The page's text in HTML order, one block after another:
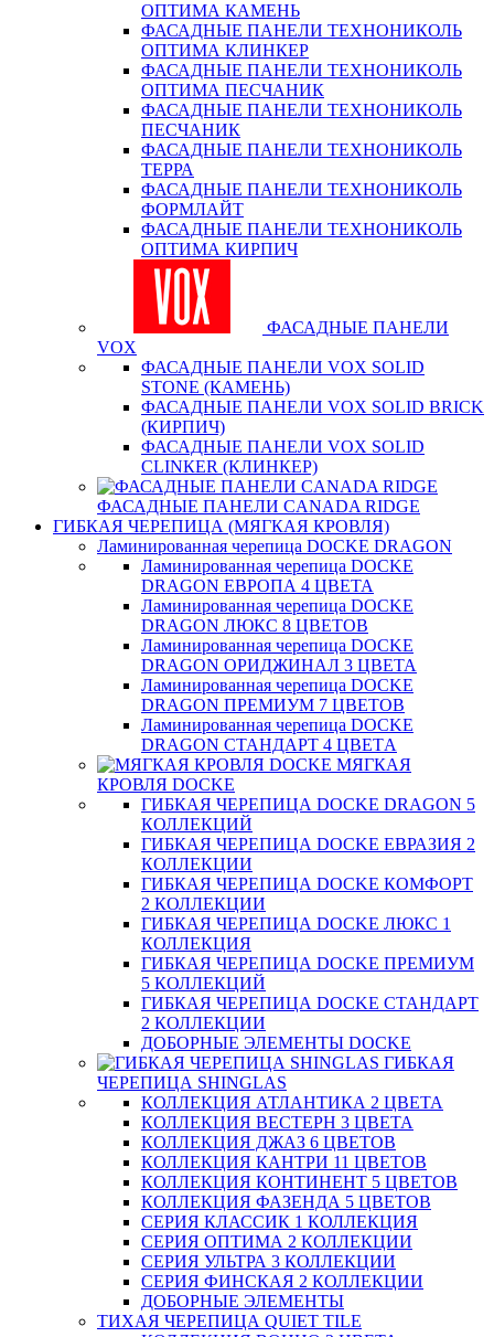
ОПТИМА КАМЕНЬ
ФАСАДНЫЕ ПАНЕЛИ ТЕХНОНИКОЛЬ
ОПТИМА КЛИНКЕР
ФАСАДНЫЕ ПАНЕЛИ ТЕХНОНИКОЛЬ
ОПТИМА ПЕСЧАНИК
ФАСАДНЫЕ ПАНЕЛИ ТЕХНОНИКОЛЬ
ПЕСЧАНИК
ФАСАДНЫЕ ПАНЕЛИ ТЕХНОНИКОЛЬ
ТЕРРА
ФАСАДНЫЕ ПАНЕЛИ ТЕХНОНИКОЛЬ
ФОРМЛАЙТ
ФАСАДНЫЕ ПАНЕЛИ ТЕХНОНИКОЛЬ
ОПТИМА КИРПИЧ
ФАСАДНЫЕ ПАНЕЛИ
VOX
ФАСАДНЫЕ ПАНЕЛИ VOX SOLID
STONE (КАМЕНЬ)
ФАСАДНЫЕ ПАНЕЛИ VOX SOLID BRICK
(КИРПИЧ)
ФАСАДНЫЕ ПАНЕЛИ VOX SOLID
CLINКER (КЛИНКЕР)
ФАСАДНЫЕ ПАНЕЛИ CANADA RIDGE
ГИБКАЯ ЧЕРЕПИЦА (МЯГКАЯ КРОВЛЯ)
Ламинированная черепица DOCKE DRAGON
Ламинированная черепица DOCKE
DRAGON ЕВРОПА 4 ЦВЕТА
Ламинированная черепица DOCKE
DRAGON ЛЮКС 8 ЦВЕТОВ
Ламинированная черепица DOCKE
DRAGON ОРИДЖИНАЛ 3 ЦВЕТА
Ламинированная черепица DOCKE
DRAGON ПРЕМИУМ 7 ЦВЕТОВ
Ламинированная черепица DOCKE
DRAGON СТАНДАРТ 4 ЦВЕТA
МЯГКАЯ
КРОВЛЯ DOCKE
ГИБКАЯ ЧЕРЕПИЦА DOCKE DRAGON 5
КОЛЛЕКЦИЙ
ГИБКАЯ ЧЕРЕПИЦА DOCKE ЕВРАЗИЯ 2
КОЛЛЕКЦИИ
ГИБКАЯ ЧЕРЕПИЦА DOCKE КОМФОРТ
2 КОЛЛЕКЦИИ
ГИБКАЯ ЧЕРЕПИЦА DOCKE ЛЮКС 1
КОЛЛЕКЦИЯ
ГИБКАЯ ЧЕРЕПИЦА DOCKE ПРЕМИУМ
5 КОЛЛЕКЦИЙ
ГИБКАЯ ЧЕРЕПИЦА DOCKE СТАНДАРТ
2 КОЛЛЕКЦИИ
ДОБОРНЫЕ ЭЛЕМЕНТЫ DOCKE
ГИБКАЯ
ЧЕРЕПИЦА SHINGLAS
КОЛЛЕКЦИЯ АТЛАНТИКА 2 ЦВЕТА
КОЛЛЕКЦИЯ ВЕСТЕРН 3 ЦВЕТА
КОЛЛЕКЦИЯ ДЖАЗ 6 ЦВЕТОВ
КОЛЛЕКЦИЯ КАНТРИ 11 ЦВЕТОВ
КОЛЛЕКЦИЯ КОНТИНЕНТ 5 ЦВЕТОВ
КОЛЛЕКЦИЯ ФАЗЕНДА 5 ЦВЕТОВ
СЕРИЯ КЛАССИК 1 КОЛЛЕКЦИЯ
СЕРИЯ ОПТИМА 2 КОЛЛЕКЦИИ
СЕРИЯ УЛЬТРА 3 КОЛЛЕКЦИИ
СЕРИЯ ФИНСКАЯ 2 КОЛЛЕКЦИИ
ДОБОРНЫЕ ЭЛЕМЕНТЫ
ТИХАЯ ЧЕРЕПИЦА QUIET TILE